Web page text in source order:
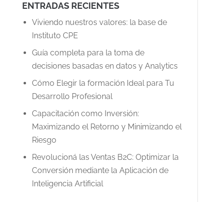
ENTRADAS RECIENTES
Viviendo nuestros valores: la base de
Instituto CPE
Guía completa para la toma de
decisiones basadas en datos y Analytics
Cómo Elegir la formación Ideal para Tu
Desarrollo Profesional
Capacitación como Inversión:
Maximizando el Retorno y Minimizando el
Riesgo
Revolucioná las Ventas B2C: Optimizar la
Conversión mediante la Aplicación de
Inteligencia Artificial